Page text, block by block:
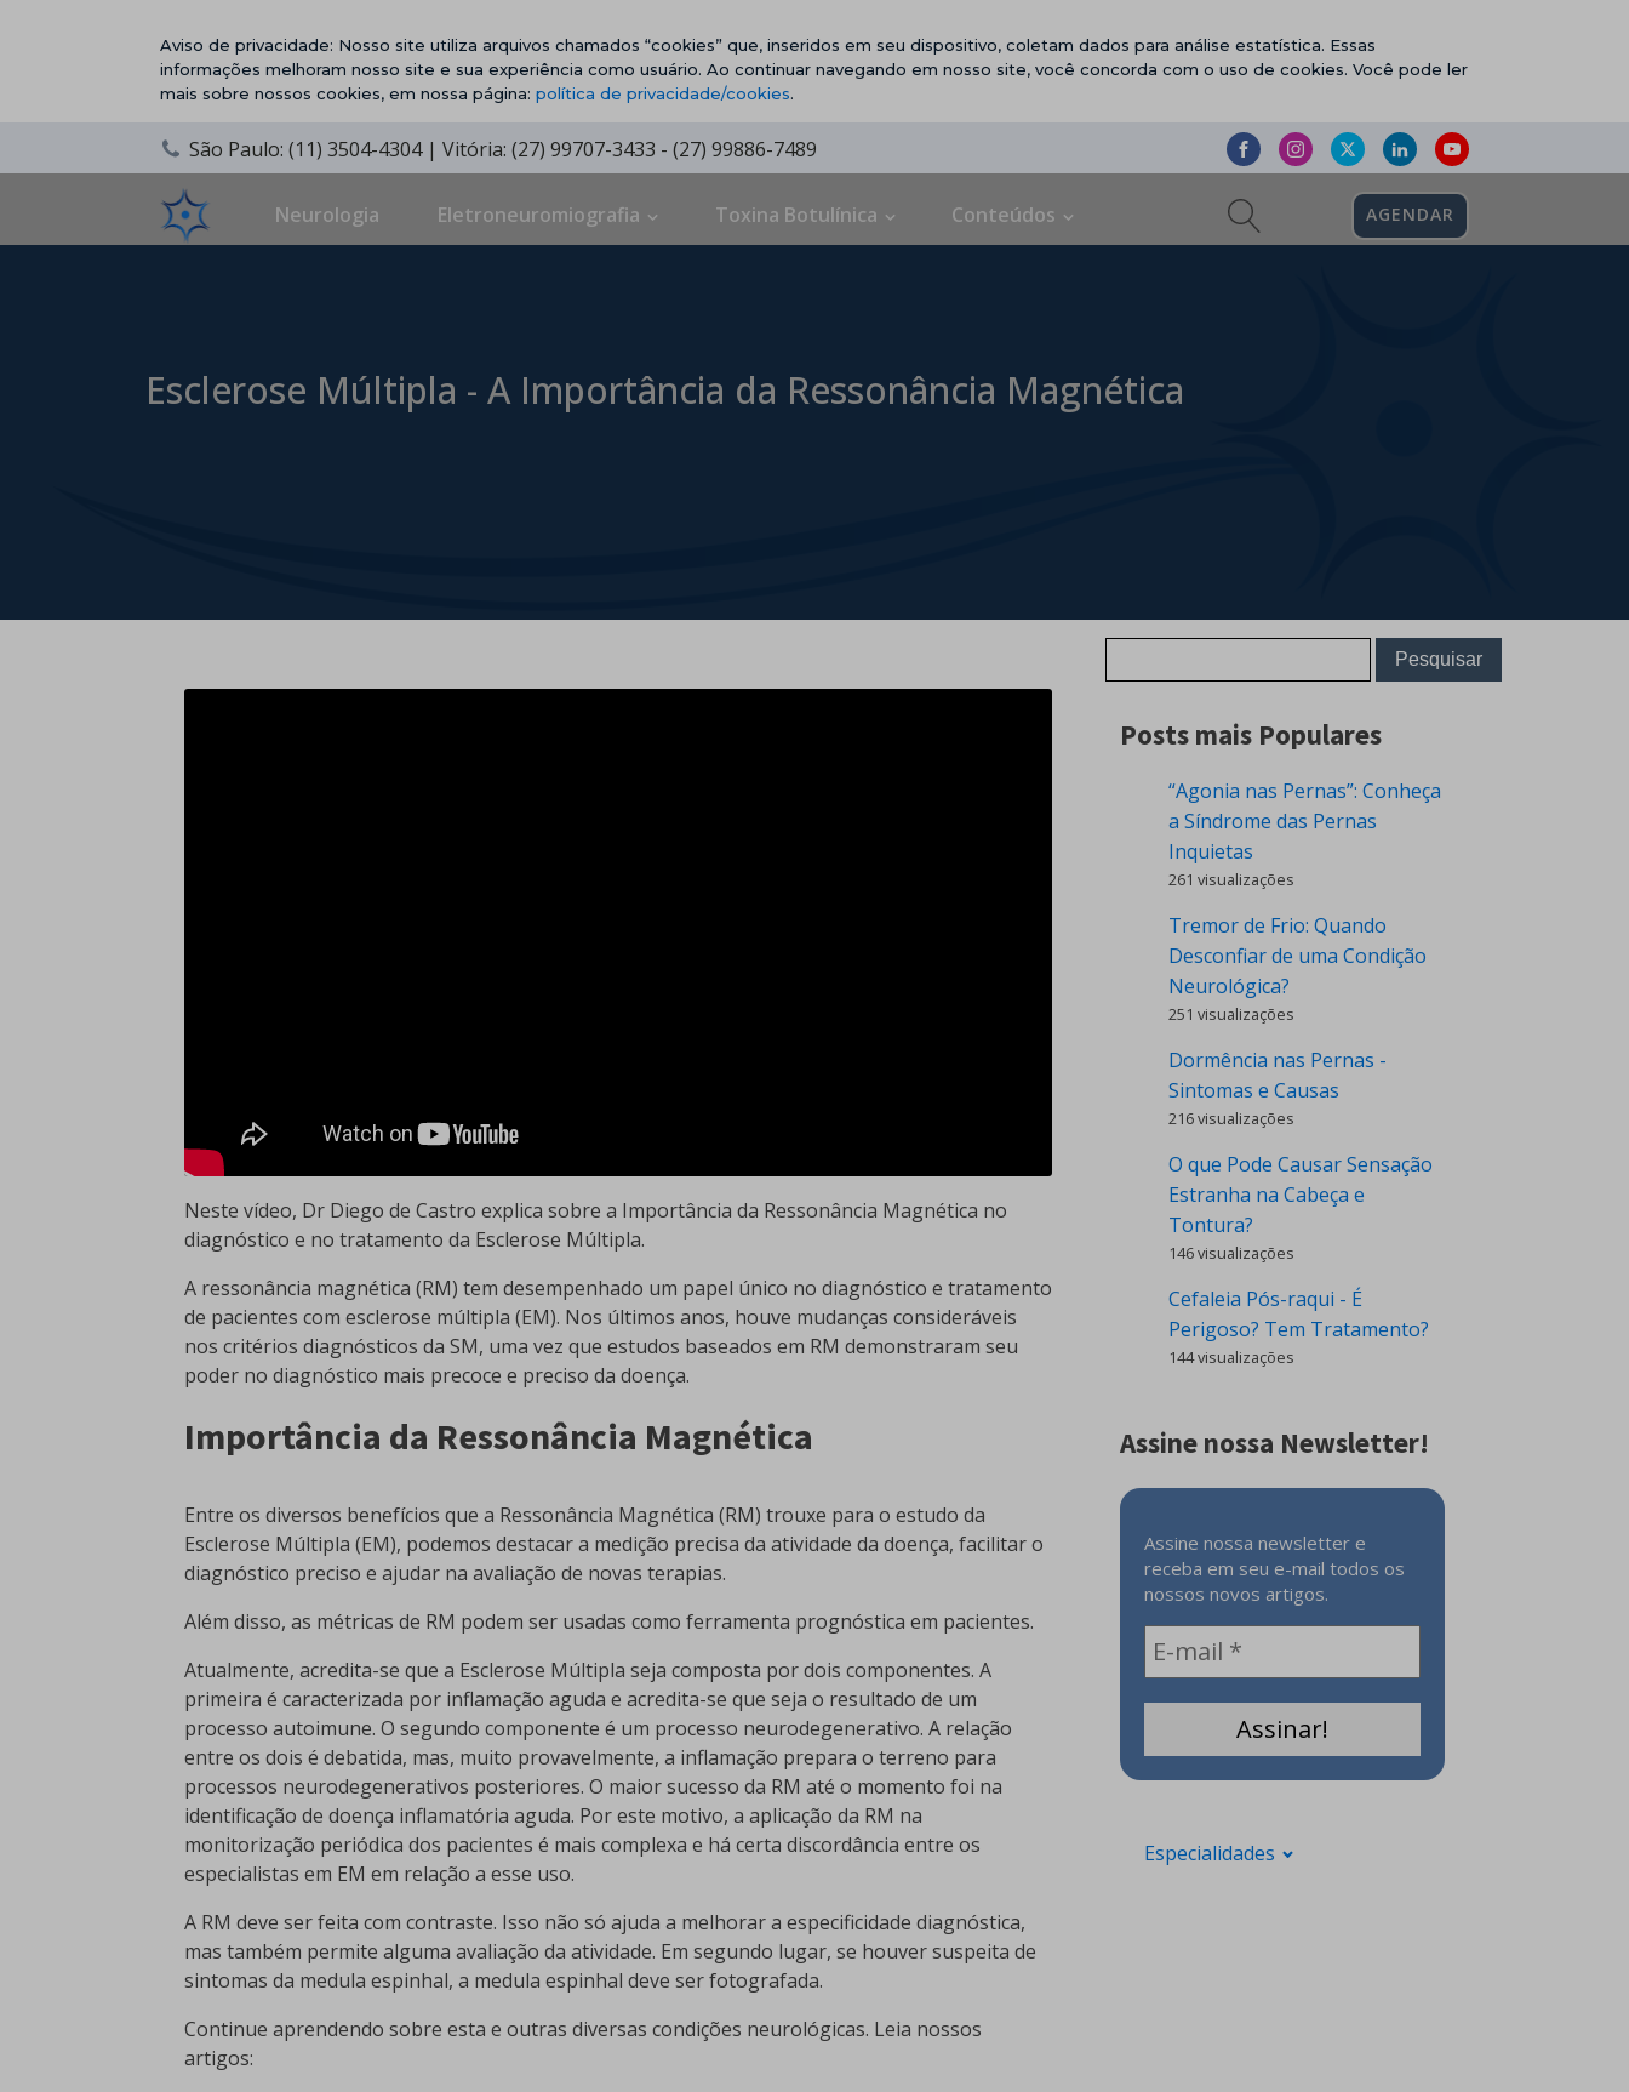
Aviso de privacidade: Nosso site utiliza arquivos chamados “cookies” que, inseridos em seu dispositivo, coletam dados para análise estatística. Essas
informações melhoram nosso site e sua experiência como usuário. Ao continuar navegando em nosso site, você concorda com o uso de cookies. Você pode ler
mais sobre nossos cookies, em nossa página: política de privacidade/cookies.
São Paulo: (11) 3504-4304 | Vitória: (27) 99707-3433 - (27) 99886-7489
Neurologia Eletroneuromiografia Toxina Botulínica Conteúdos AGENDAR
Esclerose Múltipla - A Importância da Ressonância Magnética
Neste vídeo, Dr Diego de Castro explica sobre a Importância da Ressonância Magnética no
diagnóstico e no tratamento da Esclerose Múltipla.
A ressonância magnética (RM) tem desempenhado um papel único no diagnóstico e tratamento
de pacientes com esclerose múltipla (EM). Nos últimos anos, houve mudanças consideráveis
nos critérios diagnósticos da SM, uma vez que estudos baseados em RM demonstraram seu
poder no diagnóstico mais precoce e preciso da doença.
Importância da Ressonância Magnética
Entre os diversos benefícios que a Ressonância Magnética (RM) trouxe para o estudo da
Esclerose Múltipla (EM), podemos destacar a medição precisa da atividade da doença, facilitar o
diagnóstico preciso e ajudar na avaliação de novas terapias.
Além disso, as métricas de RM podem ser usadas como ferramenta prognóstica em pacientes.
Atualmente, acredita-se que a Esclerose Múltipla seja composta por dois componentes. A
primeira é caracterizada por inflamação aguda e acredita-se que seja o resultado de um
processo autoimune. O segundo componente é um processo neurodegenerativo. A relação
entre os dois é debatida, mas, muito provavelmente, a inflamação prepara o terreno para
processos neurodegenerativos posteriores. O maior sucesso da RM até o momento foi na
identificação de doença inflamatória aguda. Por este motivo, a aplicação da RM na
monitorização periódica dos pacientes é mais complexa e há certa discordância entre os
especialistas em EM em relação a esse uso.
A RM deve ser feita com contraste. Isso não só ajuda a melhorar a especificidade diagnóstica,
mas também permite alguma avaliação da atividade. Em segundo lugar, se houver suspeita de
sintomas da medula espinhal, a medula espinhal deve ser fotografada.
Continue aprendendo sobre esta e outras diversas condições neurológicas. Leia nossos
artigos:
Posts mais Populares
“Agonia nas Pernas”: Conheça
a Síndrome das Pernas
Inquietas
261 visualizações
Tremor de Frio: Quando
Desconfiar de uma Condição
Neurológica?
251 visualizações
Dormência nas Pernas -
Sintomas e Causas
216 visualizações
O que Pode Causar Sensação
Estranha na Cabeça e
Tontura?
146 visualizações
Cefaleia Pós-raqui - É
Perigoso? Tem Tratamento?
144 visualizações
Assine nossa Newsletter!
Assine nossa newsletter e
receba em seu e-mail todos os
nossos novos artigos.
Especialidades